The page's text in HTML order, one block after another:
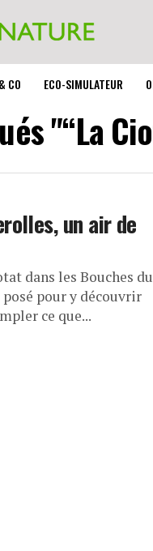
CO ECO-SIMULATEUR
"“La
un air de
dans les Bouches du
posé pour y découvrir
ce que...